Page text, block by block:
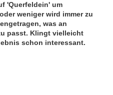
'Querfeldein' um
weniger wird immer zu
was an
passt. Klingt vielleicht
schon interessant.